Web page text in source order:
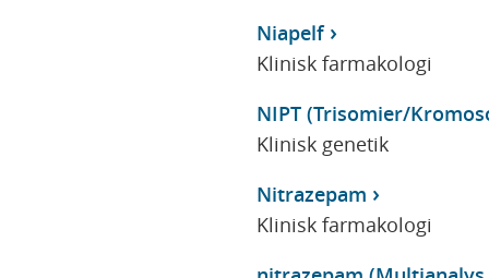
Niapelf
Klinisk farmakologi
NIPT (Trisomier/
Klinisk genetik
Nitrazepam
Klinisk farmakologi